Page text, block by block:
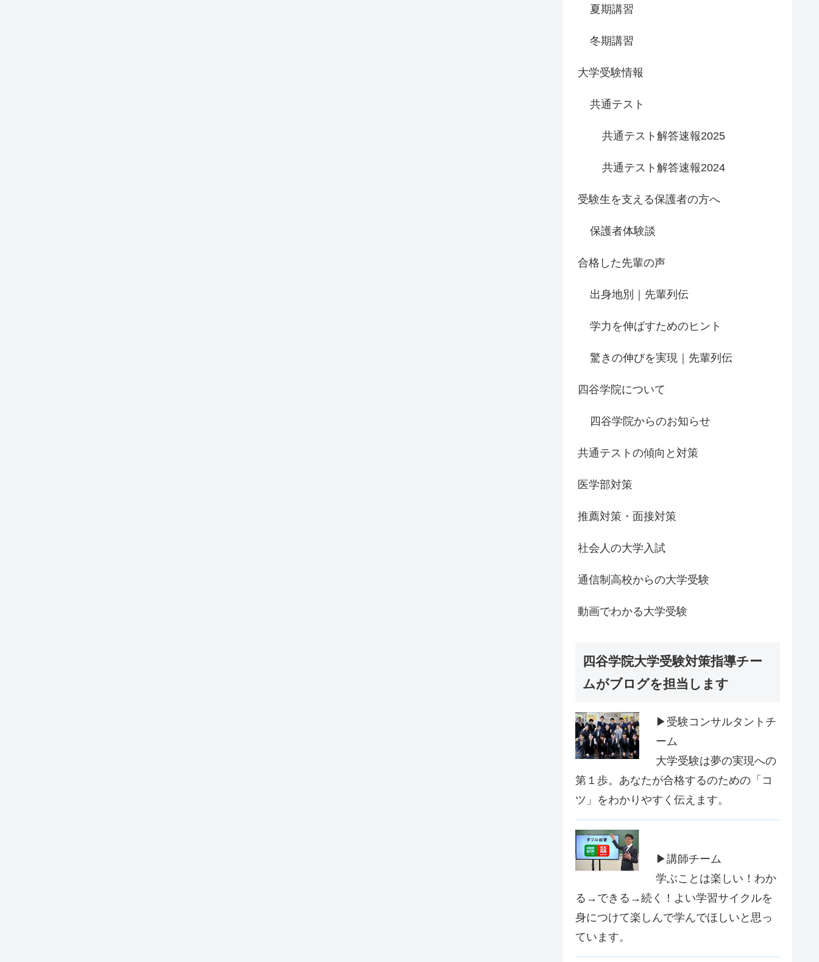
夏期講習
冬期講習
大学受験情報
共通テスト
共通テスト解答速報2025
共通テスト解答速報2024
受験生を支える保護者の方へ
保護者体験談
合格した先輩の声
出身地別｜先輩列伝
学力を伸ばすためのヒント
驚きの伸びを実現｜先輩列伝
四谷学院について
四谷学院からのお知らせ
共通テストの傾向と対策
医学部対策
推薦対策・面接対策
社会人の大学入試
通信制高校からの大学受験
動画でわかる大学受験
四谷学院大学受験対策指導チー
ムがブログを担当します
▶受験コンサルタントチ
ーム
大学受験は夢の実現への
第１歩。あなたが合格するのための「コ
ツ」をわかりやすく伝えます。
▶講師チーム
学ぶことは楽しい！わか
る→できる→続く！よい学習サイクルを
身につけて楽しんで学んでほしいと思っ
ています。